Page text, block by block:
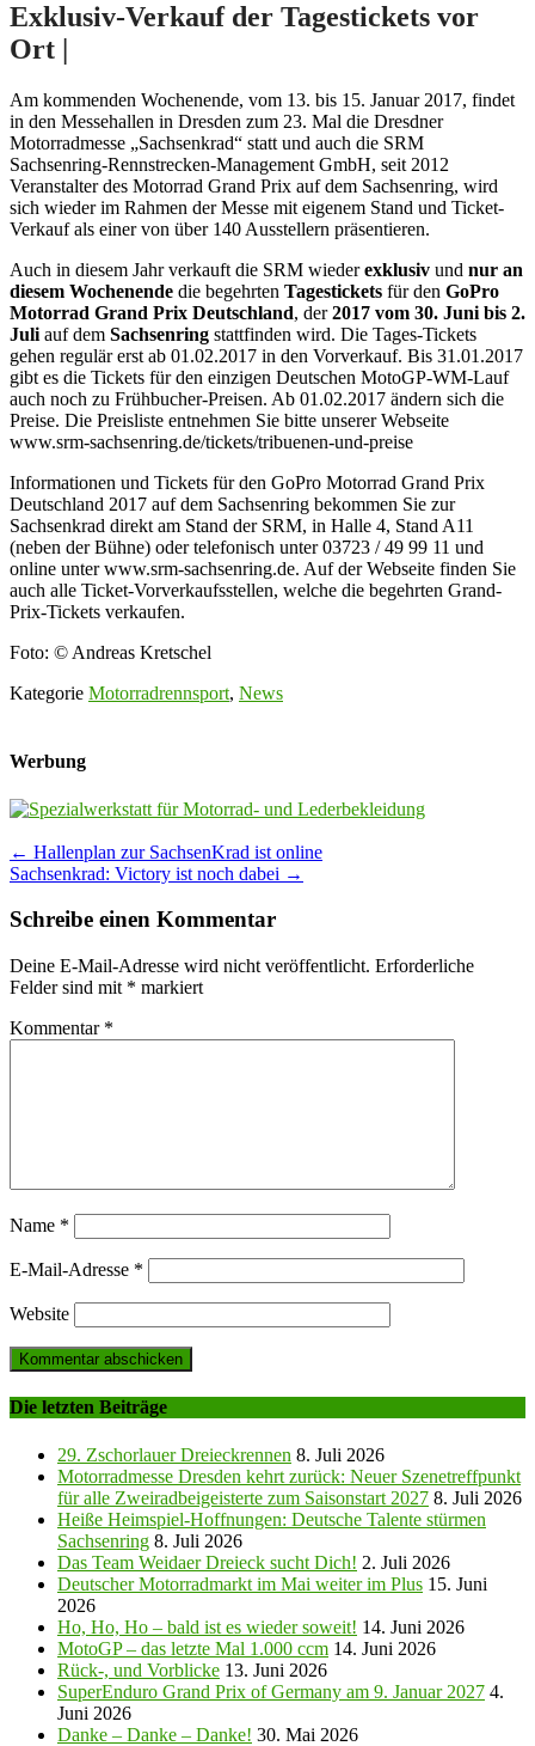
Exklusiv-Verkauf der Tagestickets vor
Ort |
Am kommenden Wochenende, vom 13. bis 15. Januar 2017, findet
in den Messehallen in Dresden zum 23. Mal die Dresdner
Motorradmesse „Sachsenkrad“ statt und auch die SRM
Sachsenring-Rennstrecken-Management GmbH, seit 2012
Veranstalter des Motorrad Grand Prix auf dem Sachsenring, wird
sich wieder im Rahmen der Messe mit eigenem Stand und Ticket-
Verkauf als einer von über 140 Ausstellern präsentieren.
Auch in diesem Jahr verkauft die SRM wiederexklusiv und nur an
diesem Wochenende die begehrten Tagestickets für den GoPro
Motorrad Grand Prix Deutschland, der2017 vom 30. Juni bis 2.
Juli auf dem Sachsenring stattfinden wird. Die Tages-Tickets
gehen regulär erst ab 01.02.2017 in den Vorverkauf. Bis 31.01.2017
gibt es die Tickets für den einzigen Deutschen MotoGP-WM-Lauf
auch noch zu Frühbucher-Preisen. Ab 01.02.2017 ändern sich die
Preise. Die Preisliste entnehmen Sie bitte unserer Webseite
www.srm-sachsenring.de/tickets/tribuenen-und-preise
Informationen und Tickets für den GoPro Motorrad Grand Prix
Deutschland 2017 auf dem Sachsenring bekommen Sie zur
Sachsenkrad direkt am Stand der SRM, in Halle 4, Stand A11
(neben der Bühne) oder telefonisch unter 03723 / 49 99 11 und
online unter www.srm-sachsenring.de. Auf der Webseite finden Sie
auch alle Ticket-Vorverkaufsstellen, welche die begehrten Grand-
Prix-Tickets verkaufen.
Foto: © Andreas Kretschel
Kategorie Motorradrennsport, News
Werbung
Post
navigation
← Hallenplan zur SachsenKrad ist online
Sachsenkrad: Victory ist noch dabei →
Schreibe einen Kommentar
Deine E-Mail-Adresse wird nicht veröffentlicht. Erforderliche
Felder sind mit * markiert
Kommentar *
Name *
E-Mail-Adresse *
Website
Die letzten Beiträge
29. Zschorlauer Dreieckrennen 8. Juli 2026
Motorradmesse Dresden kehrt zurück: Neuer Szenetreffpunkt
für alle Zweiradbeigeisterte zum Saisonstart 2027 8. Juli 2026
Heiße Heimspiel-Hoffnungen: Deutsche Talente stürmen
Sachsenring 8. Juli 2026
Das Team Weidaer Dreieck sucht Dich! 2. Juli 2026
Deutscher Motorradmarkt im Mai weiter im Plus 15. Juni
2026
Ho, Ho, Ho – bald ist es wieder soweit! 14. Juni 2026
MotoGP – das letzte Mal 1.000 ccm 14. Juni 2026
Rück-, und Vorblicke 13. Juni 2026
SuperEnduro Grand Prix of Germany am 9. Januar 2027 4.
Juni 2026
Danke – Danke – Danke! 30. Mai 2026